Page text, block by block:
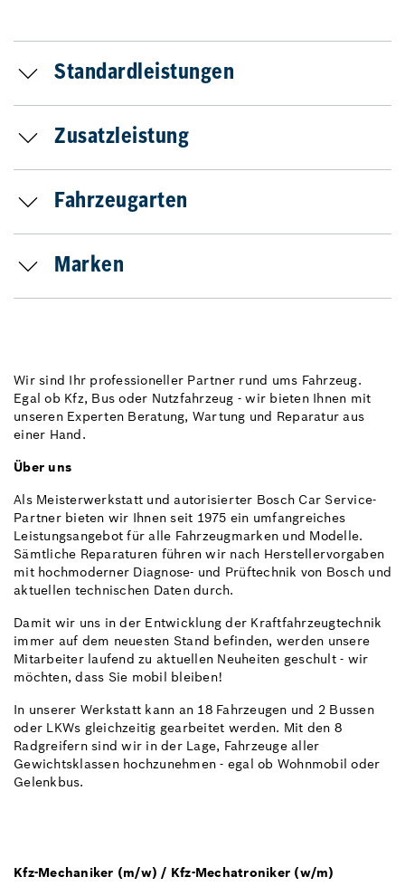
Standardleistungen
Zusatzleistung
Fahrzeugarten
Marken
Wir sind Ihr professioneller Partner rund ums Fahrzeug.
Egal ob Kfz, Bus oder Nutzfahrzeug - wir bieten Ihnen mit
unseren Experten Beratung, Wartung und Reparatur aus
einer Hand.
Über uns
Als Meisterwerkstatt und autorisierter Bosch Car Service-
Partner bieten wir Ihnen seit 1975 ein umfangreiches
Leistungsangebot für alle Fahrzeugmarken und Modelle.
Sämtliche Reparaturen führen wir nach Herstellervorgaben
mit hochmoderner Diagnose- und Prüftechnik von Bosch und
aktuellen technischen Daten durch.
Damit wir uns in der Entwicklung der Kraftfahrzeugtechnik
immer auf dem neuesten Stand befinden, werden unsere
Mitarbeiter laufend zu aktuellen Neuheiten geschult - wir
möchten, dass Sie mobil bleiben!
In unserer Werkstatt kann an 18 Fahrzeugen und 2 Bussen
oder LKWs gleichzeitig gearbeitet werden. Mit den 8
Radgreifern sind wir in der Lage, Fahrzeuge aller
Gewichtsklassen hochzunehmen - egal ob Wohnmobil oder
Gelenkbus.
Kfz-Mechaniker (m/w) / Kfz-Mechatroniker (w/m)